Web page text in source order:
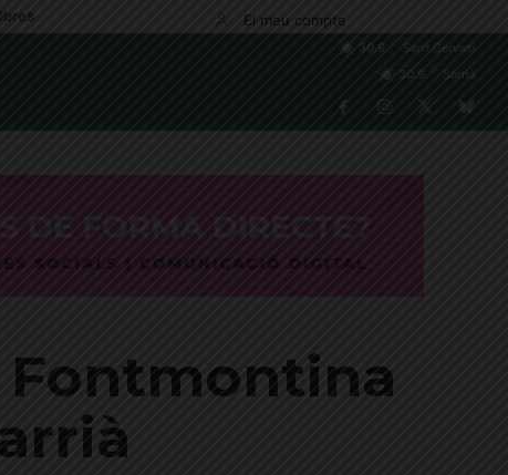
El meu compte
30.9
Sant Gervasi
30.9
Sarrià
Fontmontina